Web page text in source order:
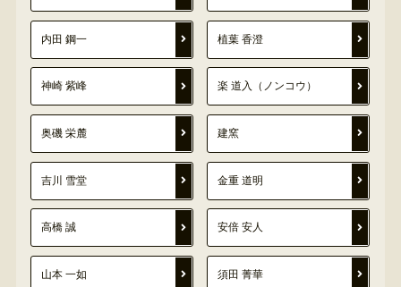
内田 鋼一 植葉 香澄
神崎 紫峰 楽 道入（ノンコウ）
奥磯 栄麓 建窯
吉川 雪堂 金重 道明
高橋 誠 安倍 安人
山本 一如 須田 菁華